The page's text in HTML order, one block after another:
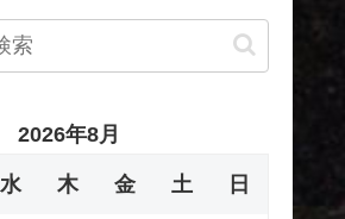
2026年8月
水 木 金 土 日